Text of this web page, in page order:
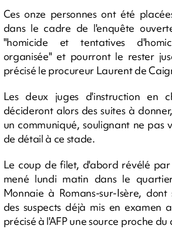
Ces onze personnes ont été
dans le cadre de l'enquête
"homicide et tentatives
organisée" et pourront le rester
précisé le procureur Laurent de
Les deux juges d'instruction en
décideront alors des suites à
un communiqué, soulignant ne pas
de détail à ce stade.
Le coup de filet, d'abord révélé
mené lundi matin dans le
Monnaie à Romans-sur-Isère, dont
des suspects déjà mis en examen
précisé à l'AFP une source proche du